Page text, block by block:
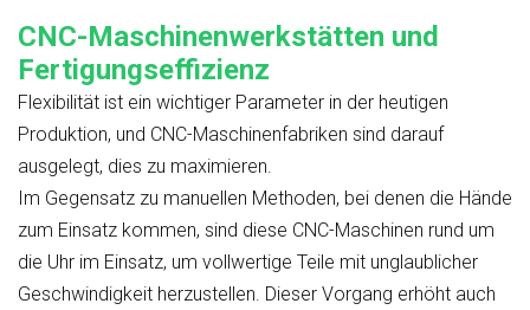
CNC-Maschinenwerkstätten und
Fertigungseffizienz
Flexibilität ist ein wichtiger Parameter in der heutigen
Produktion, und CNC-Maschinenfabriken sind darauf
ausgelegt, dies zu maximieren.
Im Gegensatz zu manuellen Methoden, bei denen die Hände
zum Einsatz kommen, sind diese CNC-Maschinen rund um
die Uhr im Einsatz, um vollwertige Teile mit unglaublicher
Geschwindigkeit herzustellen. Dieser Vorgang erhöht auch